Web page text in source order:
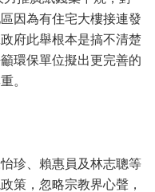
因為有住宅大樓接連發
府此舉根本是搞不清楚
環保單位擬出更完善的
。
珍、賴惠員及林志聰等
策，忽略宗教界心聲，